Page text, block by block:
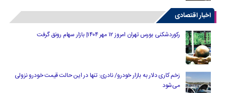
اخبار اقتصادی
رکوردشکنی بورس تهران امروز ۱۲ مهر ۱۴۰۴| بازار سهام رونق گرفت
زخم کاری دلار به بازار خودرو/ نادری: تنها در این حالت قیمت خودرو نزولی
می‌شود